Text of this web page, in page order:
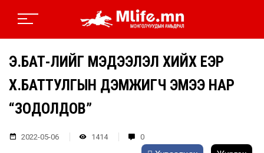
Э.БАТ-ҮҮЛИЙГ МЭДЭЭЛЭЛ ХИЙХ ҮЕЭР
Х.БАТТУЛГЫН ДЭМЖИГЧ ЭМЭЭ НАР
“ЗОДОЛДОВ”
2022-05-06 1414 0